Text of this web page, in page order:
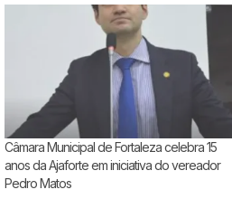
Câmara Municipal de Fortaleza celebra 15
anos da Ajaforte em iniciativa do vereador
Pedro Matos